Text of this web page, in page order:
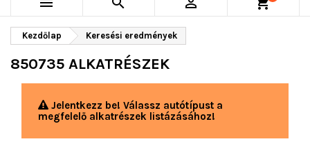
Kezdőlap Keresési eredmények
850735 ALKATRÉSZEK
Jelentkezz be! Válassz autótípust a
megfelelő alkatrészek listázásához!